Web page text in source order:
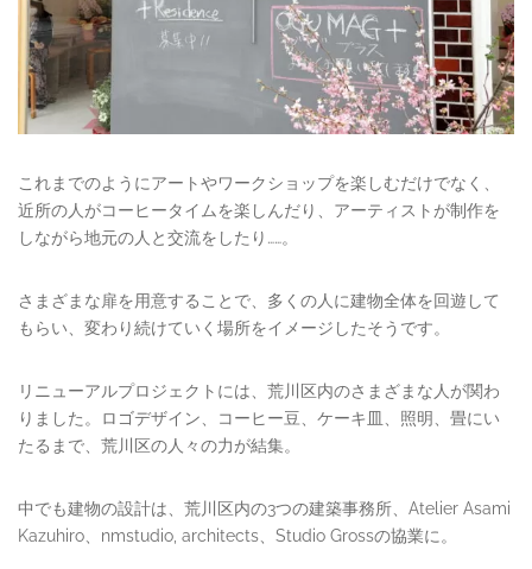
これまでのようにアートやワークショップを楽しむだけでなく、
近所の人がコーヒータイムを楽しんだり、アーティストが制作を
しながら地元の人と交流をしたり……。
さまざまな扉を用意することで、多くの人に建物全体を回遊して
もらい、変わり続けていく場所をイメージしたそうです。
リニューアルプロジェクトには、荒川区内のさまざまな人が関わ
りました。ロゴデザイン、コーヒー豆、ケーキ皿、照明、畳にい
たるまで、荒川区の人々の力が結集。
中でも建物の設計は、荒川区内の3つの建築事務所、Atelier Asami
Kazuhiro、nmstudio, architects、Studio Grossの協業に。